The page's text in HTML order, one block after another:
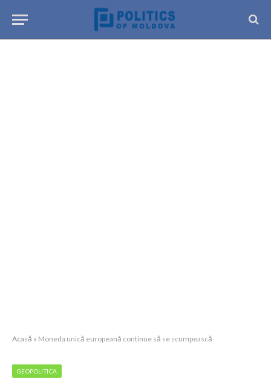
Acasă » Moneda unică europeană continue să se scumpească
GEOPOLITICA